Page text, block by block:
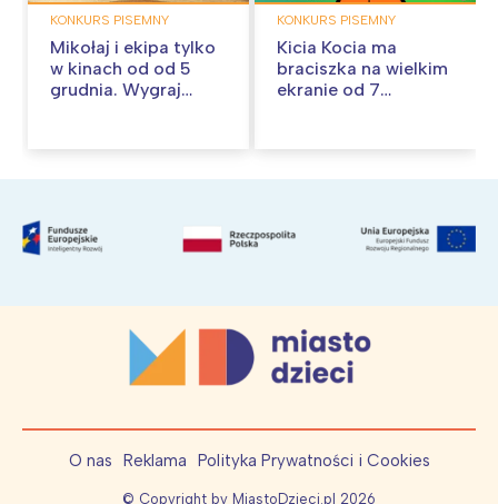
KONKURS PISEMNY
Mikołaj i ekipa tylko
w kinach od od 5
grudnia. Wygraj
KONKURS PISEMNY
Kicia Kocia ma
braciszka na wielkim
ekranie od 7
O nas Reklama Polityka Prywatności i Cookies
© Copyright by MiastoDzieci.pl 2026